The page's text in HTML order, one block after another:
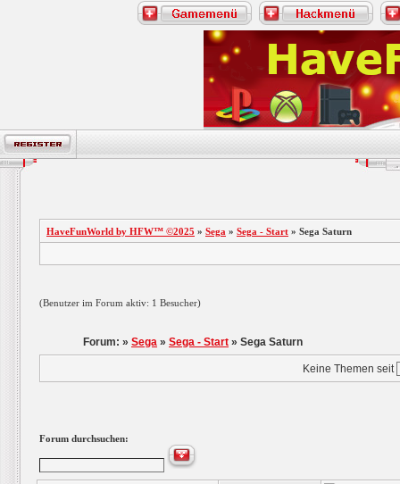
HaveFunWorld by HFW™ ©2025 » Sega » Sega - Start » Sega Saturn
(Benutzer im Forum aktiv: 1 Besucher)
Forum: » Sega » Sega - Start » Sega Saturn
Keine Themen seit
Forum durchsuchen: